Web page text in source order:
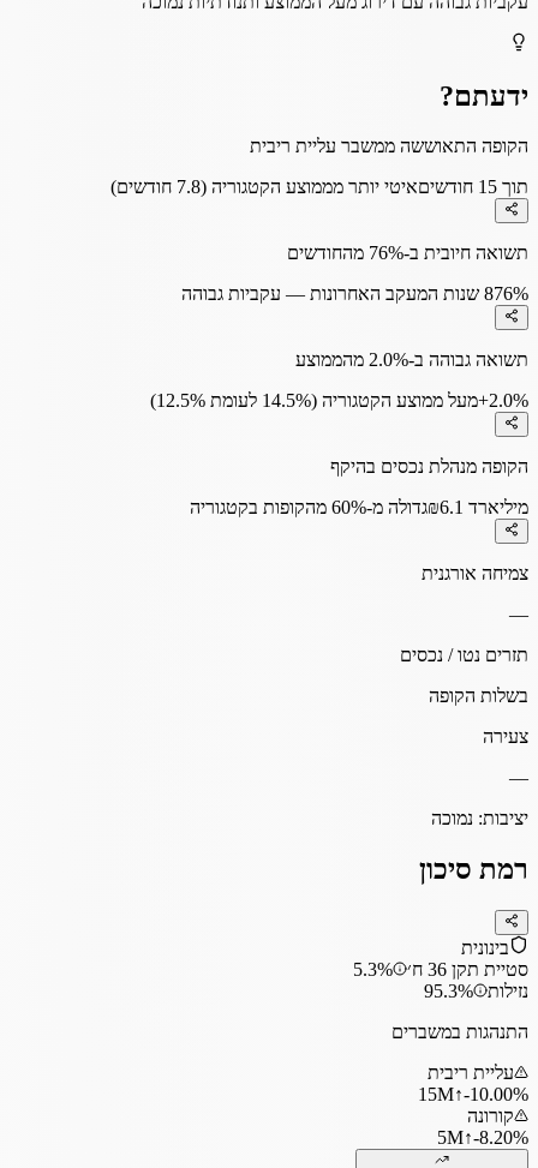
ידעתם?
הקופה התאוששה ממשבר עליית ריבית
תוך 15 חודשים
איטי יותר מממוצע הקטגוריה (7.8 חודשים)
תשואה חיובית ב-76% מהחודשים
76%8 שנות המעקב האחרונות — עקביות גבוהה
תשואה גבוהה ב-2.0% מהממוצע
+2.0%מעל ממוצע הקטגוריה (14.5% לעומת 12.5%)
הקופה מנהלת נכסים בהיקף
₪6.1 מיליארד
גדולה מ-60% מהקופות בקטגוריה
צמיחה אורגנית
—
תזרים נטו / נכסים
בשלות הקופה
צעירה
—
יציבות: נמוכה
רמת סיכון
בינונית
סטיית תקן 36 ח׳
5.3%
נזילות
95.3%
התנהגות במשברים
עליית ריבית
‎-10.00%
↑
15M
קורונה
‎-8.20%
↑
5M